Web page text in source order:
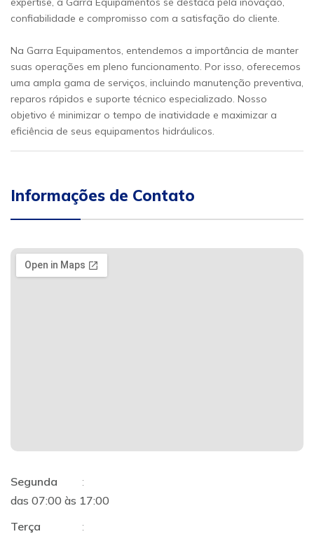
confiabilidade e compromisso com a satisfação do cliente.
Na Garra Equipamentos, entendemos a importância de manter
suas operações em pleno funcionamento. Por isso, oferecemos
uma ampla gama de serviços, incluindo manutenção preventiva,
reparos rápidos e suporte técnico especializado. Nosso
objetivo é minimizar o tempo de inatividade e maximizar a
eficiência de seus equipamentos hidráulicos.
Informações de Contato
Segunda
:
das 07:00 às 17:00
Terça
: